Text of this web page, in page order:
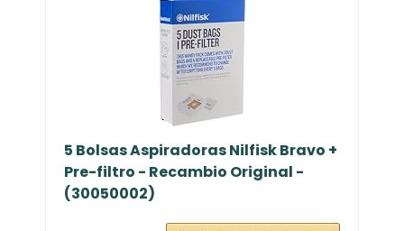
5 Bolsas Aspiradoras Nilfisk Bravo +
Pre-filtro - Recambio Original -
(30050002)